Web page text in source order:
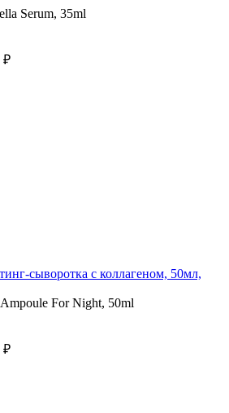
Serum, 35ml
₽
сыворотка с коллагеном, 50мл,
For Night, 50ml
₽